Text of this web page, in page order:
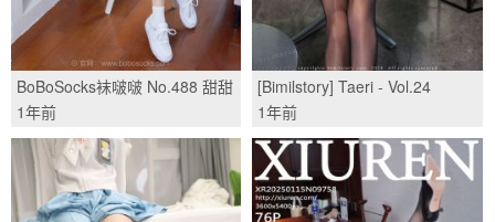
BoBoSocks袜啵啵 No.488 甜甜
圈 板鞋、白棉袜、薄肉丝/(146P)
1年前
[Bimilstory] Taeri - Vol.24
black/(76P)
1年前